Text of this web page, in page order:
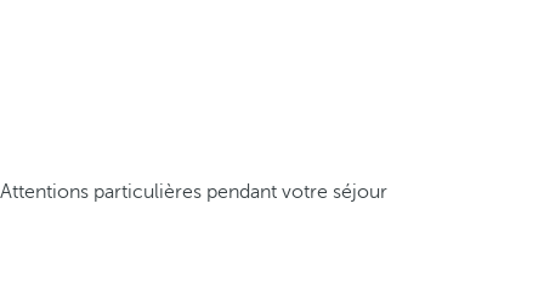
Attentions particulières pendant votre séjour